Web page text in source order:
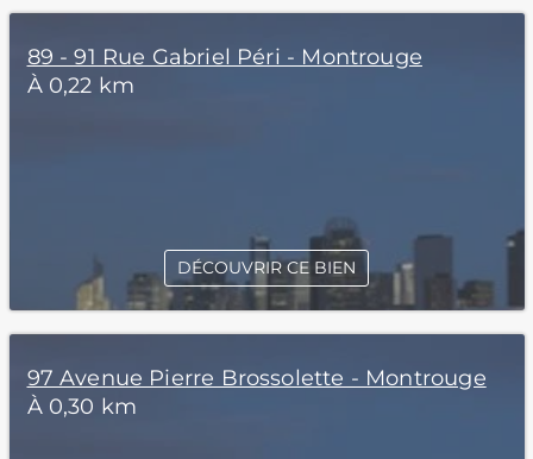
89 - 91 Rue Gabriel Péri - Montrouge
À 0,22 km
DÉCOUVRIR CE BIEN
97 Avenue Pierre Brossolette - Montrouge
À 0,30 km